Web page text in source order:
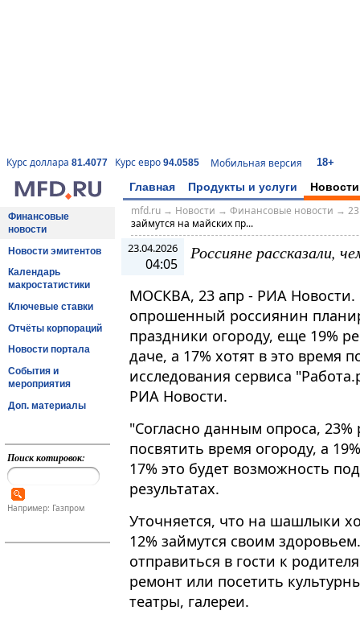
Курс доллара 81.4077 Курс евро 94.0585 Мобильная версия 18+
Главная Продукты и услуги Новости
Финансовые
новости
Новости эмитентов
Календарь
макростатистики
Ключевые ставки
Отчёты корпораций
Новости портала
События и
мероприятия
Доп. материалы
Поиск котировок:
Например: Газпром
mfd.ru→ Новости → Финансовые новости →
займутся на майских пр...
23.04.2026
04:05
Россияне рассказали,
МОСКВА, 23 апр - РИА Новости.
опрошенный россиянин
праздники огороду, еще 19%
даче, а 17% хотят в это время
исследования сервиса
РИА Новости​​​.
"Согласно данным опроса,
посвятить время огороду, а
17% это будет возможность
результатах.
Уточняется, что на шашлыки
12% займутся своим
отправиться в гости к
ремонт или посетить
театры, галереи.